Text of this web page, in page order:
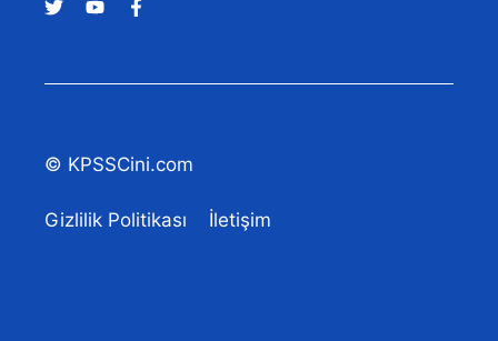
© KPSSCini.com
Gizlilik Politikası İletişim